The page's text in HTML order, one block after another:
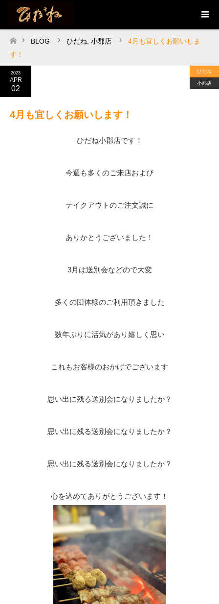
ホーム
BLOG ひだね 小郡店
4月も宜しくお願いしま
す！
2023
APR
02
ひだね
小郡店
4月も宜しくお願いします！
ひだね小郡店です！
今週も多くのご来店および
テイクアウトのご注文誠に
ありかとうございました！
3月は送別会などので大変
多くの団体様のご利用頂きました
数年ぶりに活気があり嬉しく思い
これもお客様のおかげでございます
思い出に残る送別会になりましたか？
思い出に残る送別会になりましたか？
思い出に残る送別会になりましたか？
心を込めてありがとうございます！